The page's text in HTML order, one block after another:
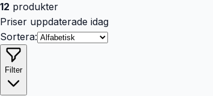
12 produkter
Priser uppdaterade idag
Sortera:
Filter